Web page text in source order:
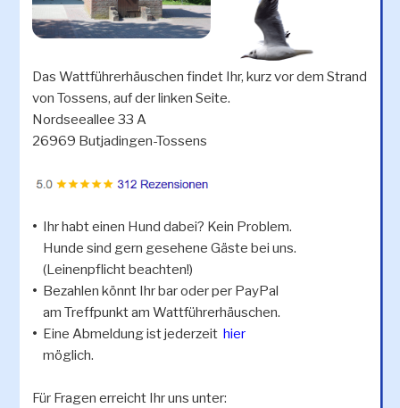
Das Wattführerhäuschen findet Ihr, kurz vor dem Strand
von Tossens, auf der linken Seite.
Nordseeallee 33 A
26969 Butjadingen-Tossens
•
Ihr habt einen Hund dabei? Kein Problem.
Hunde sind gern gesehene Gäste bei uns.
(Leinenpflicht beachten!)
• Bezahlen könnt Ihr bar oder per PayPal
am Treffpunkt am Wattführerhäuschen.
• Eine Abmeldung ist jederzeit hier
möglich.
Für Fragen erreicht Ihr uns unter: